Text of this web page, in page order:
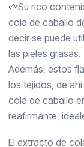
🌱Su rico
cola de caballo
decir se puede
las pieles grasas.
Además, estos
los tejidos, de
cola de caballo
reafirmante,
El extracto de